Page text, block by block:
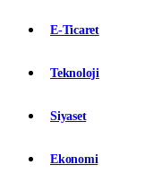
E-Ticaret
Teknoloji
Siyaset
Ekonomi